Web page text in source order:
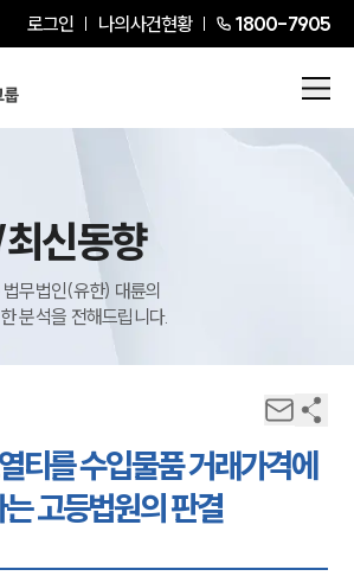
로그인 나의사건현황 1800-7905
신동향
무법인(유한) 대륜의
분석을 전해드립니다.
티를 수입물품 거래가격에
고등법원의 판결